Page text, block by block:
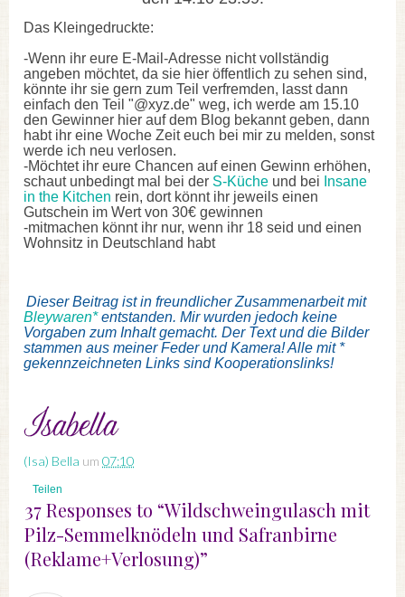
Das Kleingedruckte:
-Wenn ihr eure E-Mail-Adresse nicht vollständig
angeben möchtet, da sie hier öffentlich zu sehen sind,
könnte ihr sie gern zum Teil verfremden, lasst dann
einfach den Teil "@xyz.de" weg, ich werde am 15.10
den Gewinner hier auf dem Blog bekannt geben, dann
habt ihr eine Woche Zeit euch bei mir zu melden, sonst
werde ich neu verlosen.
-Möchtet ihr eure Chancen auf einen Gewinn erhöhen,
schaut unbedingt mal bei der S-Küche und bei Insane
in the Kitchen rein, dort könnt ihr jeweils einen
Gutschein im Wert von 30€ gewinnen
-mitmachen könnt ihr nur, wenn ihr 18 seid und einen
Wohnsitz in Deutschland habt
Dieser Beitrag ist in freundlicher Zusammenarbeit mit
Bleywaren*entstanden. Mir wurden jedoch keine
Vorgaben zum Inhalt gemacht. Der Text und die Bilder
stammen aus meiner Feder und Kamera! Alle mit *
gekennzeichneten Links sind Kooperationslinks!
(Isa) Bella um 07:10
Teilen
37 Responses to “Wildschweingulasch mit
Pilz-Semmelknödeln und Safranbirne
(Reklame+Verlosung)”